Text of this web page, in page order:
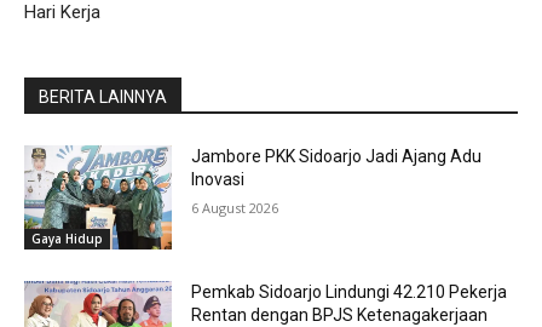
Hari Kerja
BERITA LAINNYA
Gaya Hidup
Jambore PKK Sidoarjo Jadi Ajang Adu
Inovasi
6 August 2026
Pemkab Sidoarjo Lindungi 42.210 Pekerja
Rentan dengan BPJS Ketenagakerjaan